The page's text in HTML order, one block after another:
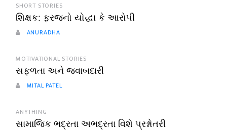
SHORT STORIES
શિક્ષક: ફરજનો યોદ્ધા કે આરોપી
ANURADHA
MOTIVATIONAL STORIES
સફળતા અને જવાબદારી
MITAL PATEL
ANYTHING
સામાજિક ભદ્રતા અભદ્રતા વિશે પ્રશ્નોતરી